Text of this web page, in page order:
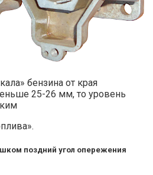
бензина от края
25-26 мм, то уровень
поздний угол опережения